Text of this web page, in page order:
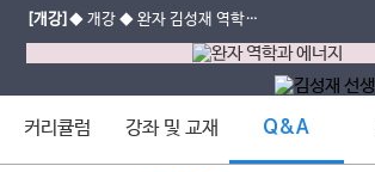
자 - 중간대비반 (진로선택)
[개강]◆ 개강 ◆ 완자 김성재 역학과
에너지 (진로선택)
커리큘럼 강좌 및 교재 Q&A